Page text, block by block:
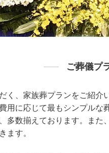
ご葬儀プ
く、家族葬プランをご紹介
用に応じて最もシンプル
多数揃えております。ま
ます。